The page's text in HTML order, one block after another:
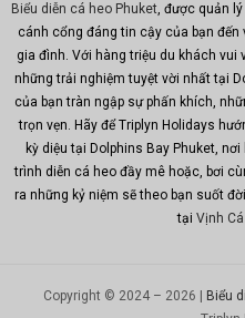
MYR
PHP
Hồng
Kông
đô la
Singapor
e
đô la mỹ
Biểu diễn cá heo Phuket, được quản
cánh cổng đáng tin cậy của bạn đến
gia đình. Với hàng triệu du khách vui
những trải nghiệm tuyệt vời nhất tại
của bạn tràn ngập sự phấn khích,
trọn vẹn. Hãy để Triplyn Holidays
kỳ diệu tại Dolphins Bay Phuket,
trình diễn cá heo đầy mê hoặc, bơi
ra những kỷ niệm sẽ theo bạn suốt
tại Vịnh
Copyright © 2024 – 2026 | Biểu